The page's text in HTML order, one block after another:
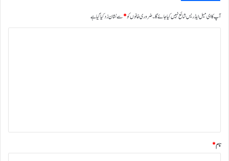
آپ کا ای میل ایڈریس شائع نہیں کیا جائے گا۔ضروری خانوں کو*سے نشان زد کیا گیا ہے
نام*